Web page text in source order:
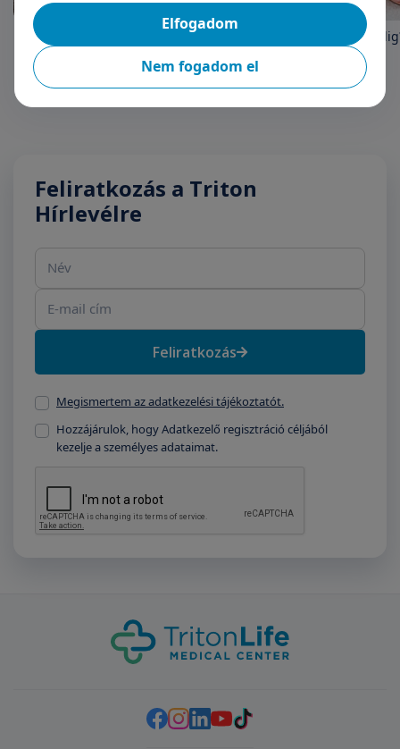
Hányás, hasmenés Sárga a baba. De
Feliratkozás a Triton
Hírlevélre
Feliratkozás
Megismertem az adatkezelési tájékoztatót.
Hozzájárulok, hogy Adatkezelő regisztráció céljából
kezelje a személyes adataimat.
Nem fogadom el
Elfogadom